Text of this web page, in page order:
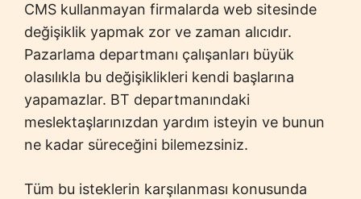
CMS kullanmayan firmalarda web sitesinde
değişiklik yapmak zor ve zaman alıcıdır.
Pazarlama departmanı çalışanları büyük
olasılıkla bu değişiklikleri kendi başlarına
yapamazlar. BT departmanındaki
meslektaşlarınızdan yardım isteyin ve bunun
ne kadar süreceğini bilemezsiniz.
Tüm bu isteklerin karşılanması konusunda